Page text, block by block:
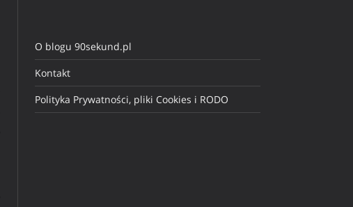
O blogu 90sekund.pl
Kontakt
Polityka Prywatności, pliki Cookies i RODO